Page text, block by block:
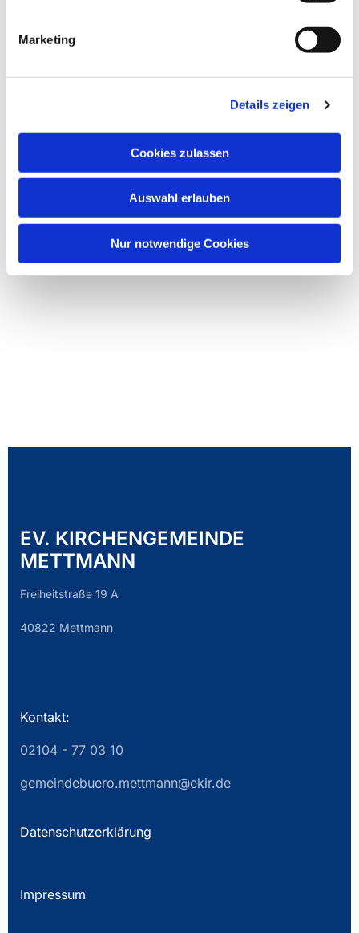
Marketing
Details zeigen
Cookies zulassen
Auswahl erlauben
Nur notwendige Cookies
EV. KIRCHENGEMEINDE
METTMANN
Freiheitstraße 19 A
40822 Mettmann
Kontakt:
02104 - 77 03 10
gemeindebuero.mettmann@ekir.de
Datenschutzerklärung
Impressum